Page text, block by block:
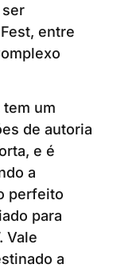
entre
um
de autoria
e é
a
perfeito
para
Vale
a